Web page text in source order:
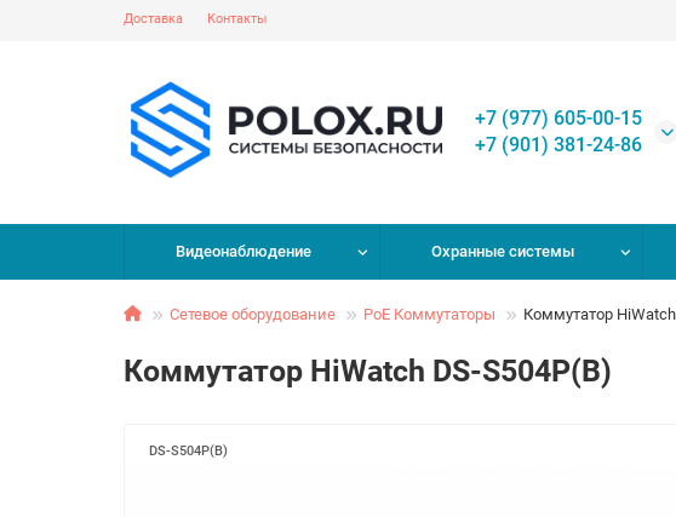
Доставка Контакты
+7 (977) 605-00-15
+7 (901) 381-24-86
Видеонаблюдение Охранные системы
Сетевое оборудование PoE Коммутаторы Коммутатор
Коммутатор HiWatch DS-S504P(B)
DS-S504P(B)